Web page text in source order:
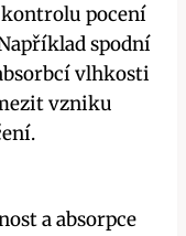
kontrolu pocení
spodní
vlhkosti
vzniku
a absorpce